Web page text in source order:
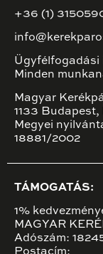
+36 (1)
Ügyfélfogadási
Minden
Magyar
1133
Megyei
18881/2002
TÁMOGATÁS:
1%
MAGYAR
Adószám:
Postacím: